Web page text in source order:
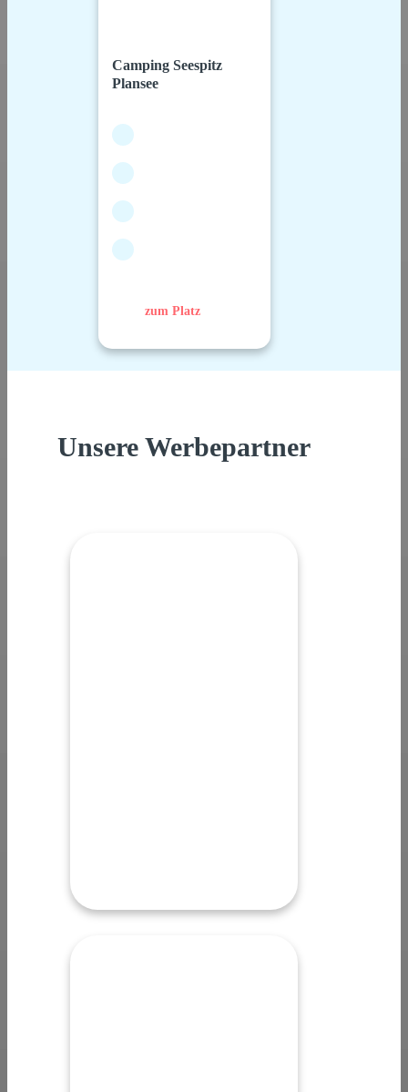
Camping Seespitz
Plansee
zum Platz
Unsere Werbepartner